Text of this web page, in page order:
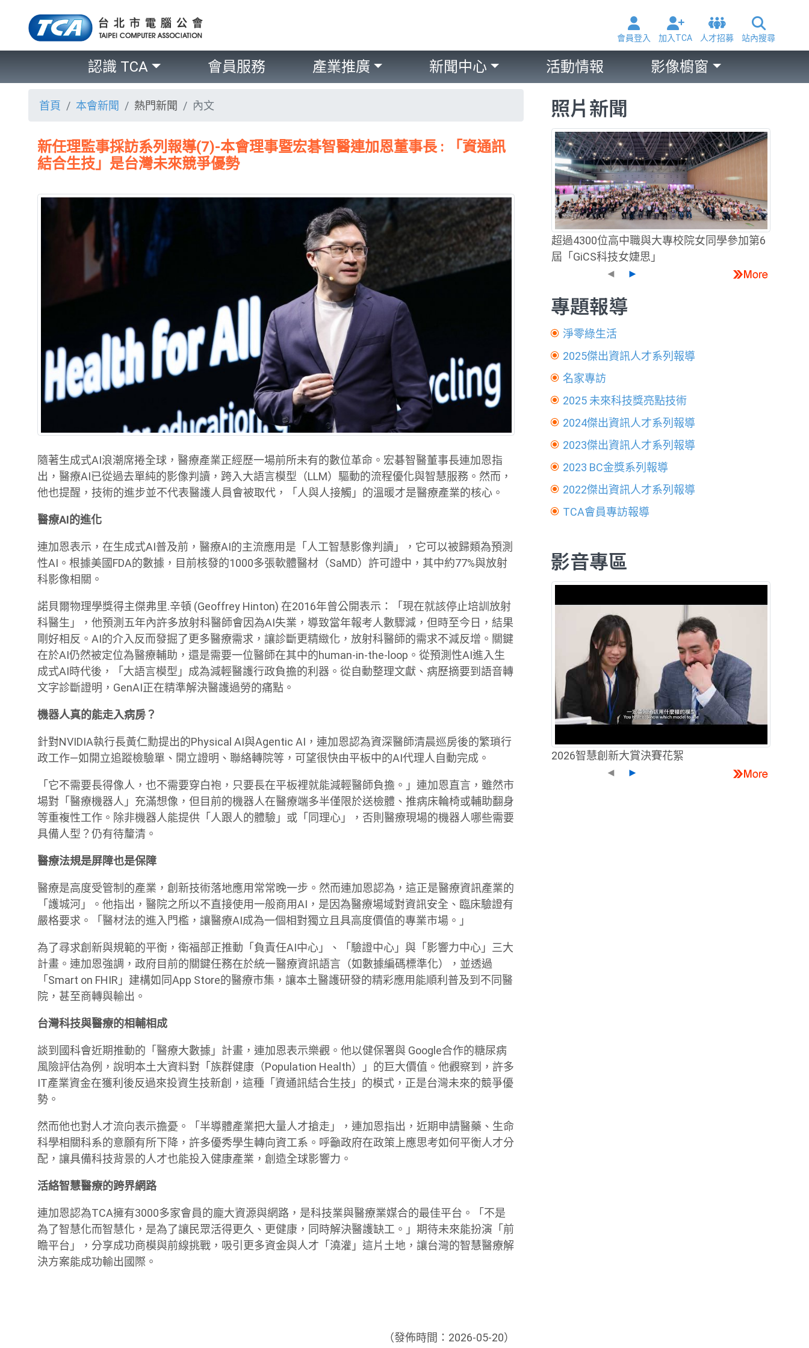
會員登入 加入TCA 人才招募 站內搜尋
認識 TCA 會員服務 產業推廣 新聞中心 活動情報 影像櫥窗
首頁 本會新聞 熱門新聞 內文
新任理監事採訪系列報導(7)-本會理事暨宏碁智醫連加恩董事長 : 「資通訊
結合生技」是台灣未來競爭優勢
隨著生成式AI浪潮席捲全球，醫療產業正經歷一場前所未有的數位革命。宏碁智醫董事長連加恩指
出，醫療AI已從過去單純的影像判讀，跨入大語言模型（LLM）驅動的流程優化與智慧服務。然而，
他也提醒，技術的進步並不代表醫護人員會被取代，「人與人接觸」的溫暖才是醫療產業的核心。
醫療AI的進化
連加恩表示，在生成式AI普及前，醫療AI的主流應用是「人工智慧影像判讀」，它可以被歸類為預測
性AI。根據美國FDA的數據，目前核發的1000多張軟體醫材（SaMD）許可證中，其中約77%與放射
科影像相關。
諾貝爾物理學獎得主傑弗里․辛頓 (Geoffrey Hinton) 在2016年曾公開表示：「現在就該停止培訓放射
科醫生」，他預測五年內許多放射科醫師會因為AI失業，導致當年報考人數驟減，但時至今日，結果
剛好相反。AI的介入反而發掘了更多醫療需求，讓診斷更精緻化，放射科醫師的需求不減反增。關鍵
在於AI仍然被定位為醫療輔助，還是需要一位醫師在其中的human-in-the-loop。從預測性AI進入生
成式AI時代後，「大語言模型」成為減輕醫護行政負擔的利器。從自動整理文獻、病歷摘要到語音轉
文字診斷證明，GenAI正在精準解決醫護過勞的痛點。
機器人真的能走入病房？
針對NVIDIA執行長黃仁勳提出的Physical AI與Agentic AI，連加恩認為資深醫師清晨巡房後的繁瑣行
政工作—如開立追蹤檢驗單、開立證明、聯絡轉院等，可望很快由平板中的AI代理人自動完成。
「它不需要長得像人，也不需要穿白袍，只要長在平板裡就能減輕醫師負擔。」連加恩直言，雖然市
場對「醫療機器人」充滿想像，但目前的機器人在醫療端多半僅限於送檢體、推病床輪椅或輔助翻身
等重複性工作。除非機器人能提供「人跟人的體驗」或「同理心」，否則醫療現場的機器人哪些需要
具備人型？仍有待釐清。
醫療法規是屏障也是保障
醫療是高度受管制的產業，創新技術落地應用常常晚一步。然而連加恩認為，這正是醫療資訊產業的
「護城河」。他指出，醫院之所以不直接使用一般商用AI，是因為醫療場域對資訊安全、臨床驗證有
嚴格要求。「醫材法的進入門檻，讓醫療AI成為一個相對獨立且具高度價值的專業市場。」
為了尋求創新與規範的平衡，衛福部正推動「負責任AI中心」、「驗證中心」與「影響力中心」三大
計畫。連加恩強調，政府目前的關鍵任務在於統一醫療資訊語言（如數據編碼標準化），並透過
「Smart on FHIR」建構如同App Store的醫療市集，讓本土醫護研發的精彩應用能順利普及到不同醫
院，甚至商轉與輸出。
台灣科技與醫療的相輔相成
談到國科會近期推動的「醫療大數據」計畫，連加恩表示樂觀。他以健保署與 Google合作的糖尿病
風險評估為例，說明本土大資料對「族群健康（Population Health）」的巨大價值。他觀察到，許多
IT產業資金在獲利後反過來投資生技新創，這種「資通訊結合生技」的模式，正是台灣未來的競爭優
勢。
然而他也對人才流向表示擔憂。「半導體產業把大量人才搶走」，連加恩指出，近期申請醫藥、生命
科學相關科系的意願有所下降，許多優秀學生轉向資工系。呼籲政府在政策上應思考如何平衡人才分
配，讓具備科技背景的人才也能投入健康產業，創造全球影響力。
活絡智慧醫療的跨界網路
連加恩認為TCA擁有3000多家會員的龐大資源與網路，是科技業與醫療業媒合的最佳平台。「不是
為了智慧化而智慧化，是為了讓民眾活得更久、更健康，同時解決醫護缺工。」期待未來能扮演「前
瞻平台」，分享成功商模與前線挑戰，吸引更多資金與人才「澆灌」這片土地，讓台灣的智慧醫療解
決方案能成功輸出國際。
（發佈時間：2026-05-20）
照片新聞
超過4300位高中職與大專校院女同學參加第6
屆「GiCS科技女婕思」
◄
►
專題報導
淨零綠生活
2025傑出資訊人才系列報導
名家專訪
2025 未來科技獎亮點技術
2024傑出資訊人才系列報導
2023傑出資訊人才系列報導
2023 BC金獎系列報導
2022傑出資訊人才系列報導
TCA會員專訪報導
影音專區
2026智慧創新大賞決賽花絮
◄
►